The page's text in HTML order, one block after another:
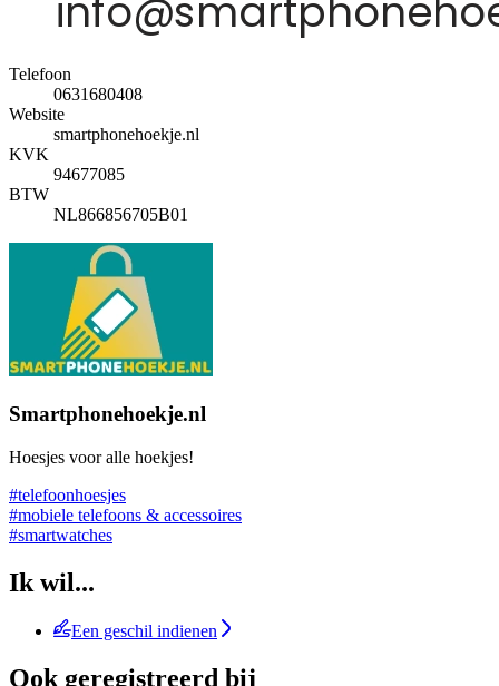
Telefoon
0631680408
Website
smartphonehoekje.nl
KVK
94677085
BTW
NL866856705B01
Smartphonehoekje.nl
Hoesjes voor alle hoekjes!
#telefoonhoesjes
#mobiele telefoons & accessoires
#smartwatches
Ik wil...
Een geschil indienen
Ook geregistreerd bij